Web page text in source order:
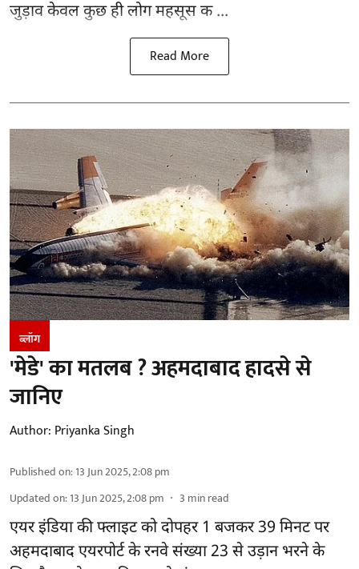
जुड़ाव केवल कुछ ही लोग महसूस क ...
Read More
ब्लॉग
'मेडे' का मतलब ? अहमदाबाद हादसे से
जानिए
Author: Priyanka Singh
Published on:13 Jun 2025, 2:08 pm
Updated on:13 Jun 2025, 2:08 pm 3 min read
एयर इंडिया की फ्लाइट को दोपहर 1 बजकर 39 मिनट पर
अहमदाबाद एयरपोर्ट के रनवे संख्या 23 से उड़ान भरने के